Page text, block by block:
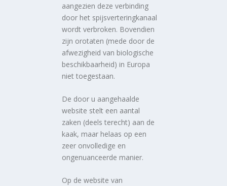
aangezien deze verbinding
door het spijsverteringkanaal
wordt verbroken. Bovendien
zijn orotaten (mede door de
afwezigheid van biologische
beschikbaarheid) in Europa
niet toegestaan.
De door u aangehaalde
website stelt een aantal
zaken (deels terecht) aan de
kaak, maar helaas op een
zeer onvolledige en
ongenuanceerde manier.
Op de website van